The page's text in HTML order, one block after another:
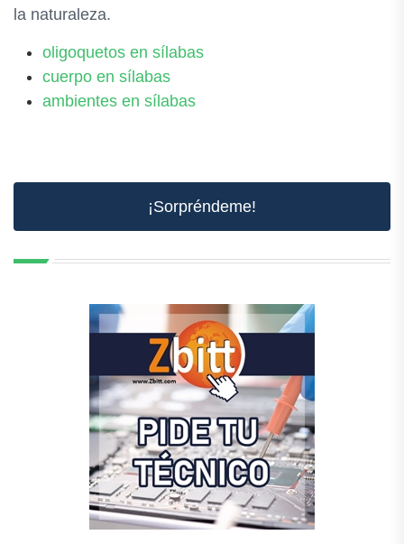
la naturaleza.
oligoquetos en sílabas
cuerpo en sílabas
ambientes en sílabas
¡Sorpréndeme!